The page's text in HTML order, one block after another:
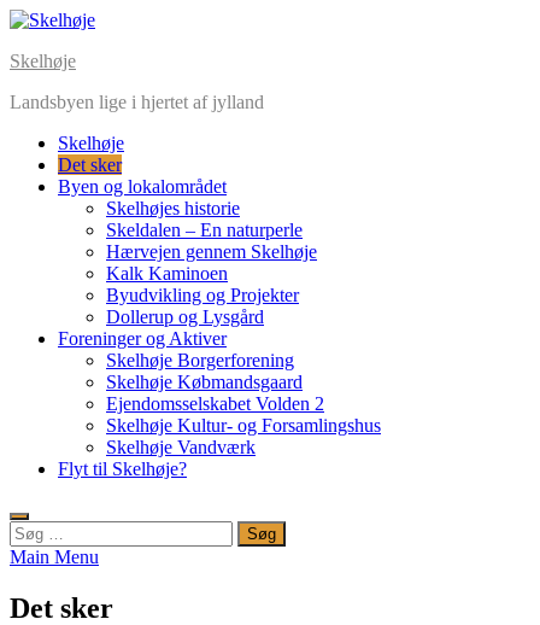
Skip
content
Skelhøje
Landsbyen lige i hjertet af jylland
Skelhøje
Det sker
Byen og lokalområdet
Skelhøjes historie
Skeldalen – En naturperle
Hærvejen gennem Skelhøje
Kalk Kaminoen
Byudvikling og Projekter
Dollerup og Lysgård
Foreninger og Aktiver
Skelhøje Borgerforening
Skelhøje Købmandsgaard
Ejendomsselskabet Volden 2
Skelhøje Kultur- og Forsamlingshus
Skelhøje Vandværk
Flyt til Skelhøje?
Søg
efter:
Main Menu
Det sker